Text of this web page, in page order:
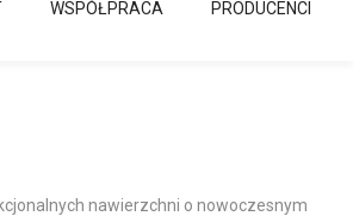
PRODUCENCI
WSPÓŁPRACA
nawierzchni o nowoczesnym